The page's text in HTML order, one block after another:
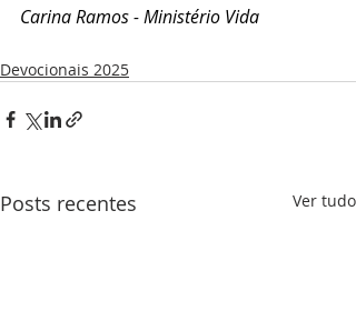
Carina Ramos - Ministério Vida
Devocionais 2025
Posts recentes Ver tudo